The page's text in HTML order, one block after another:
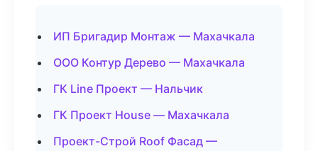
ИП Бригадир Монтаж — Махачкала
ООО Контур Дерево — Махачкала
ГК Line Проект — Нальчик
ГК Проект House — Махачкала
Проект-Строй Roof Фасад —